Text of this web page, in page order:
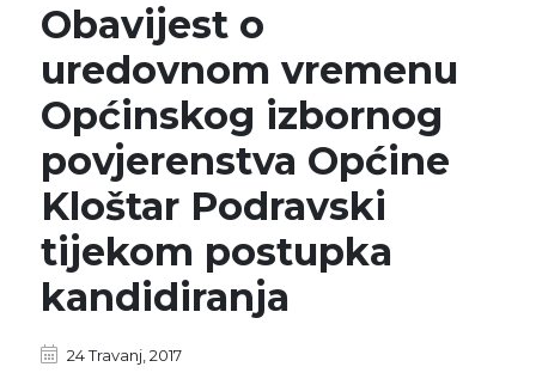
Obavijest o
uredovnom vremenu
Općinskog izbornog
povjerenstva Općine
Kloštar Podravski
tijekom postupka
kandidiranja
24 Travanj, 2017